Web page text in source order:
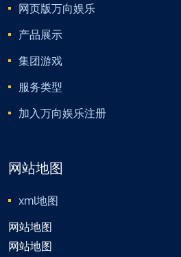
网页版万向娱乐
产品展示
集团游戏
服务类型
加入万向娱乐注册
网站地图
xml地图
网站地图
网站地图